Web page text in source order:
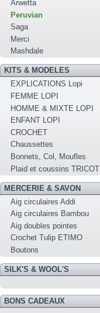
Arwetta
Peruvian
Saga
Merci
Mashdale
KITS & MODELES
EXPLICATIONS Lopi
FEMME LOPI
HOMME & MIXTE LOPI
ENFANT LOPI
CROCHET
Chaussettes
Bonnets, Col, Moufles
Plaid et coussins TRICOT
MERCERIE & SAVON
Aig circulaires Addi
Aig circulaires Bambou
Aig doubles pointes
Crochet Tulip ETIMO
Boutons
SILK'S & WOOL'S
BONS CADEAUX